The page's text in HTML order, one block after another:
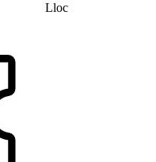
Lloc